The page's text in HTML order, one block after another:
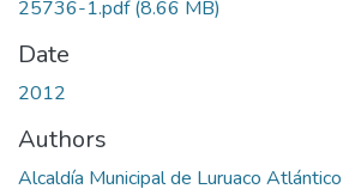
25736-1.pdf(8.66 MB)
Date
2012
Authors
Alcaldía Municipal de Luruaco Atlántico